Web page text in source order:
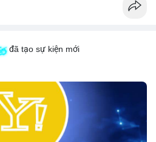
đã tạo sự kiện mới